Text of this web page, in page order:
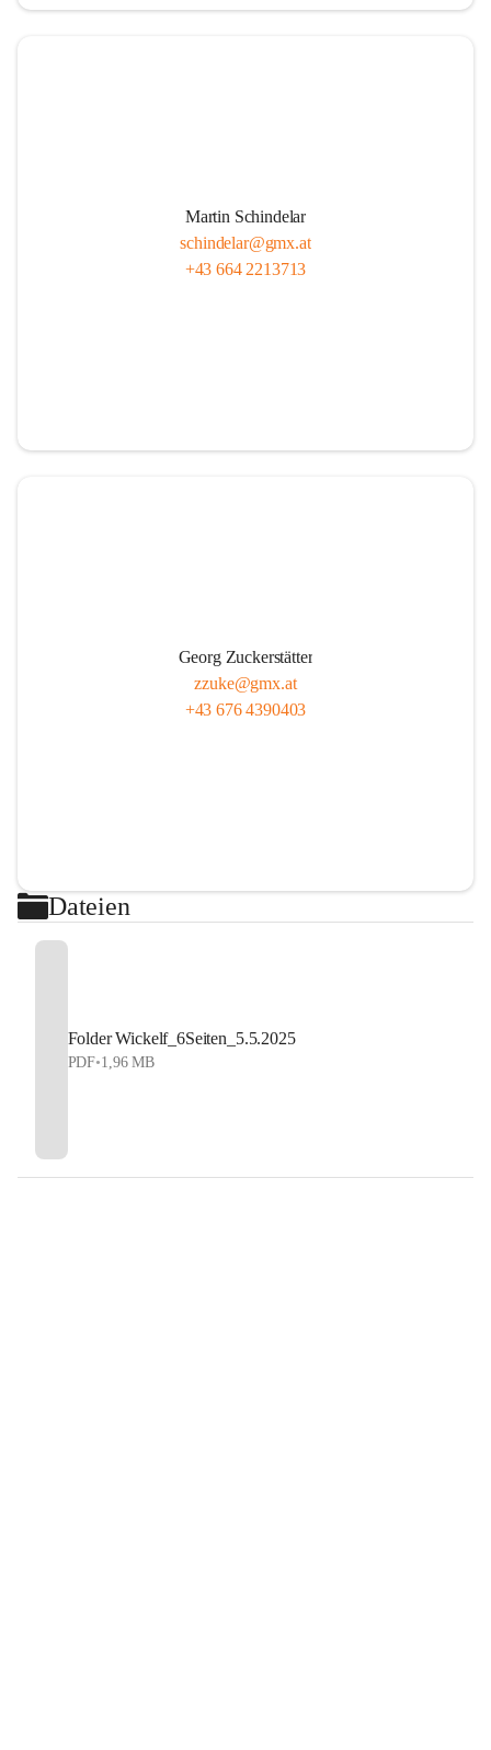
Martin Schindelar
schindelar@gmx.at
+43 664 2213713
Georg Zuckerstätter
zzuke@gmx.at
+43 676 4390403
Dateien
Folder Wickelf_6Seiten_5.5.2025
PDF•1,96 MB